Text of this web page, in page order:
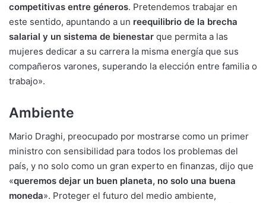
competitivas entre géneros. Pretendemos trabajar en
este sentido, apuntando a un reequilibrio de la brecha
salarial y un sistema de bienestar que permita a las
mujeres dedicar a su carrera la misma energía que sus
compañeros varones, superando la elección entre familia o
trabajo».
Ambiente
Mario Draghi, preocupado por mostrarse como un primer
ministro con sensibilidad para todos los problemas del
país, y no solo como un gran experto en finanzas, dijo que
«queremos dejar un buen planeta, no solo una buena
moneda». Proteger el futuro del medio ambiente,